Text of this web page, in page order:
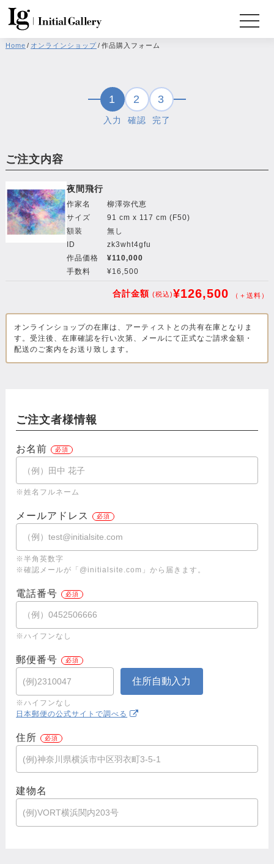
Home / オンラインショップ/ 作品購入フォーム
1
入力
2
確認
3
完了
ご注文内容
夜間飛行
作家名
柳澤弥代恵
サイズ
91 cm x 117 cm (F50)
額装
無し
ID
zk3wht4gfu
作品価格
¥110,000
手数料
¥16,500
合計金額 (税込)¥126,500 （＋送料）
オンラインショップの在庫は、アーティストとの共有在庫となりま
す。受注後、在庫確認を行い次第、メールにて正式なご請求金額・
配送のご案内をお送り致します。
ご注文者様情報
お名前
※姓名フルネーム
メールアドレス
※半角英数字
※確認メールが「@initialsite.com」から届きます。
電話番号
※ハイフンなし
郵便番号
※ハイフンなし
日本郵便の公式サイトで調べる
住所
建物名